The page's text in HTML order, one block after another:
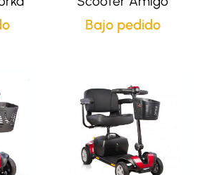
Bajo pedido